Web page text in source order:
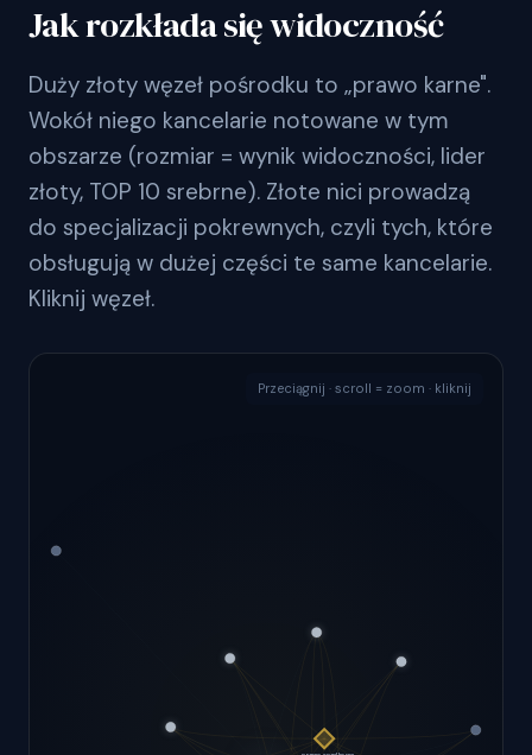
Jak rozkłada się widoczność
Duży złoty węzeł pośrodku to „prawo karne".
Wokół niego kancelarie notowane w tym
obszarze (rozmiar = wynik widoczności, lider
złoty, TOP 10 srebrne). Złote nici prowadzą
do specjalizacji pokrewnych, czyli tych, które
obsługują w dużej części te same kancelarie.
Kliknij węzeł.
Przeciągnij · scroll = zoom · kliknij